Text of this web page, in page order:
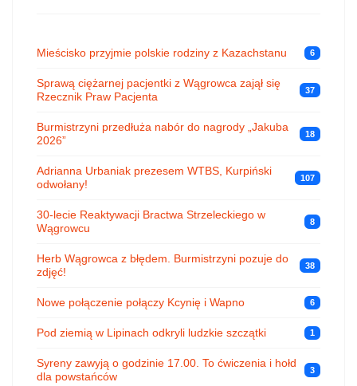
Mieścisko przyjmie polskie rodziny z Kazachstanu 6
Sprawą ciężarnej pacjentki z Wągrowca zajął się
Rzecznik Praw Pacjenta
37
Burmistrzyni przedłuża nabór do nagrody „Jakuba
2026”
18
Adrianna Urbaniak prezesem WTBS, Kurpiński
odwołany!
107
30-lecie Reaktywacji Bractwa Strzeleckiego w
Wągrowcu
8
Herb Wągrowca z błędem. Burmistrzyni pozuje do
zdjęć!
38
Nowe połączenie połączy Kcynię i Wapno 6
Pod ziemią w Lipinach odkryli ludzkie szczątki 1
Syreny zawyją o godzinie 17.00. To ćwiczenia i hołd
dla powstańców
3